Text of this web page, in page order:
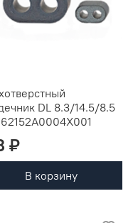
DL 8.3/14.5/8.5
₽
В корзину